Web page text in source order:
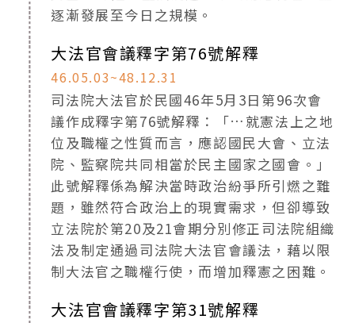
逐漸發展至今日之規模。
大法官會議釋字第76號解釋
46.05.03~48.12.31
司法院大法官於民國46年5月3日第96次會
議作成釋字第76號解釋：「…就憲法上之地
位及職權之性質而言，應認國民大會、立法
院、監察院共同相當於民主國家之國會。」
此號解釋係為解決當時政治紛爭所引燃之難
題，雖然符合政治上的現實需求，但卻導致
立法院於第20及21會期分別修正司法院組織
法及制定通過司法院大法官會議法，藉以限
制大法官之職權行使，而增加釋憲之困難。
大法官會議釋字第31號解釋